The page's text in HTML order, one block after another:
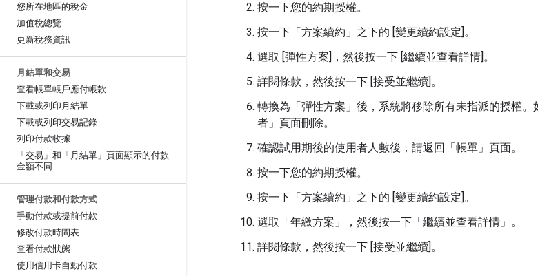
您所在地區的稅金
加值稅總覽
更新稅務資訊
月結單和交易
查看帳單帳戶應付帳款
下載或列印月結單
下載或列印交易記錄
列印付款收據
「交易」和「月結單」頁面顯示的付款
金額不同
管理付款和付款方式
手動付款或提前付款
修改付款時間表
查看付款狀態
使用信用卡自動付款
按一下您的約期授權。
按一下「方案續約」之下的 [變更續約設定]。
選取 [彈性方案]，然後按一下 [繼續並查看詳情]。
詳閱條款，然後按一下 [接受並繼續]。
轉換為「彈性方案」後，系統將移除所有未指派的授權
者」 頁面刪除。
確認試用期後的使用者人數後，請返回「帳單」 頁面。
按一下您的約期授權。
按一下「方案續約」之下的 [變更續約設定]。
選取「年繳方案」
，然後按一下「繼續並查看詳情」 。
詳閱條款，然後按一下 [接受並繼續]。